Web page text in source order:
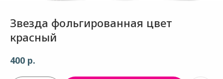
Звезда фольгированная цвет
красный
400 р.